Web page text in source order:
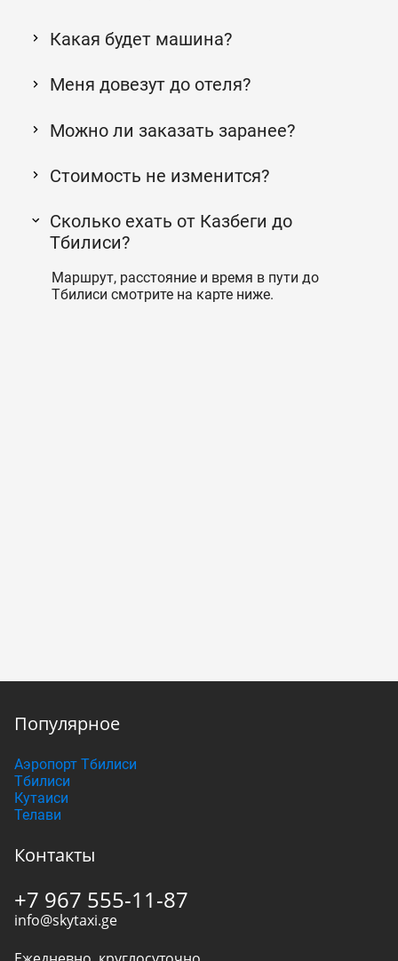
Какая будет машина?
Меня довезут до отеля?
Можно ли заказать заранее?
Стоимость не изменится?
Сколько ехать от Казбеги до
Тбилиси?
Маршрут, расстояние и время в пути до
Тбилиси смотрите на карте ниже.
Популярное
Аэропорт Тбилиси
Тбилиси
Кутаиси
Телави
Контакты
+7 967 555-11-87
info@skytaxi.ge